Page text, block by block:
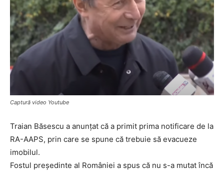
Captură video Youtube
Traian Băsescu a anunțat că a primit prima notificare de la
RA-AAPS, prin care se spune că trebuie să evacueze
imobilul.
Fostul președinte al României a spus că nu s-a mutat încă